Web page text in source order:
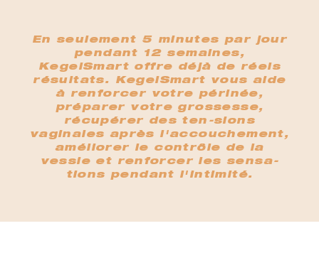
En seulement 5 minutes par jour
pendant 12 semaines,
KegelSmart offre déjà de réels
résultats. KegelSmart vous aide
à renforcer votre périnée,
préparer votre grossesse,
récupérer des ten-sions
vaginales après l'accouchement,
améliorer le contrôle de la
vessie et renforcer les sensa-
tions pendant l'intimité.